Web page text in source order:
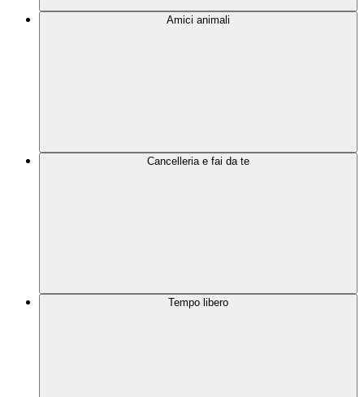
Amici animali
Cancelleria e fai da te
Tempo libero